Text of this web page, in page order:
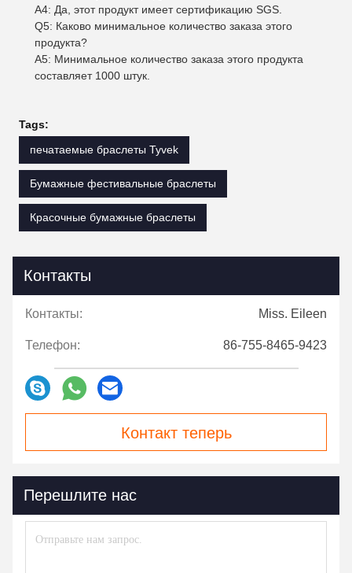
A4: Да, этот продукт имеет сертификацию SGS.
Q5: Каково минимальное количество заказа этого
продукта?
A5: Минимальное количество заказа этого продукта
составляет 1000 штук.
Tags:
печатаемые браслеты Tyvek
Бумажные фестивальные браслеты
Красочные бумажные браслеты
Контакты
Контакты: Miss. Eileen
Телефон: 86-755-8465-9423
Контакт теперь
Перешлите нас